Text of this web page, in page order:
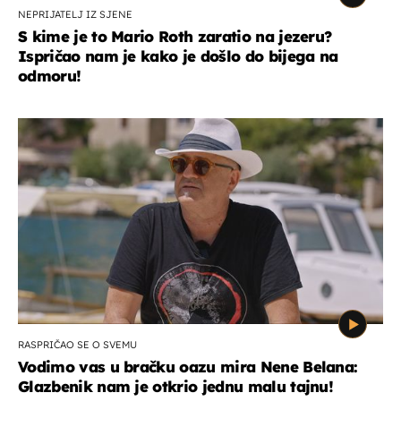
NEPRIJATELJ IZ SJENE
S kime je to Mario Roth zaratio na jezeru?
Ispričao nam je kako je došlo do bijega na
odmoru!
RASPRIČAO SE O SVEMU
Vodimo vas u bračku oazu mira Nene Belana:
Glazbenik nam je otkrio jednu malu tajnu!